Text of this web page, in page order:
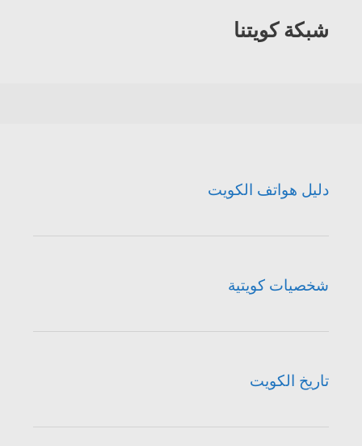
شبكة كويتنا
دليل هواتف الكويت
شخصيات كويتية
تاريخ الكويت